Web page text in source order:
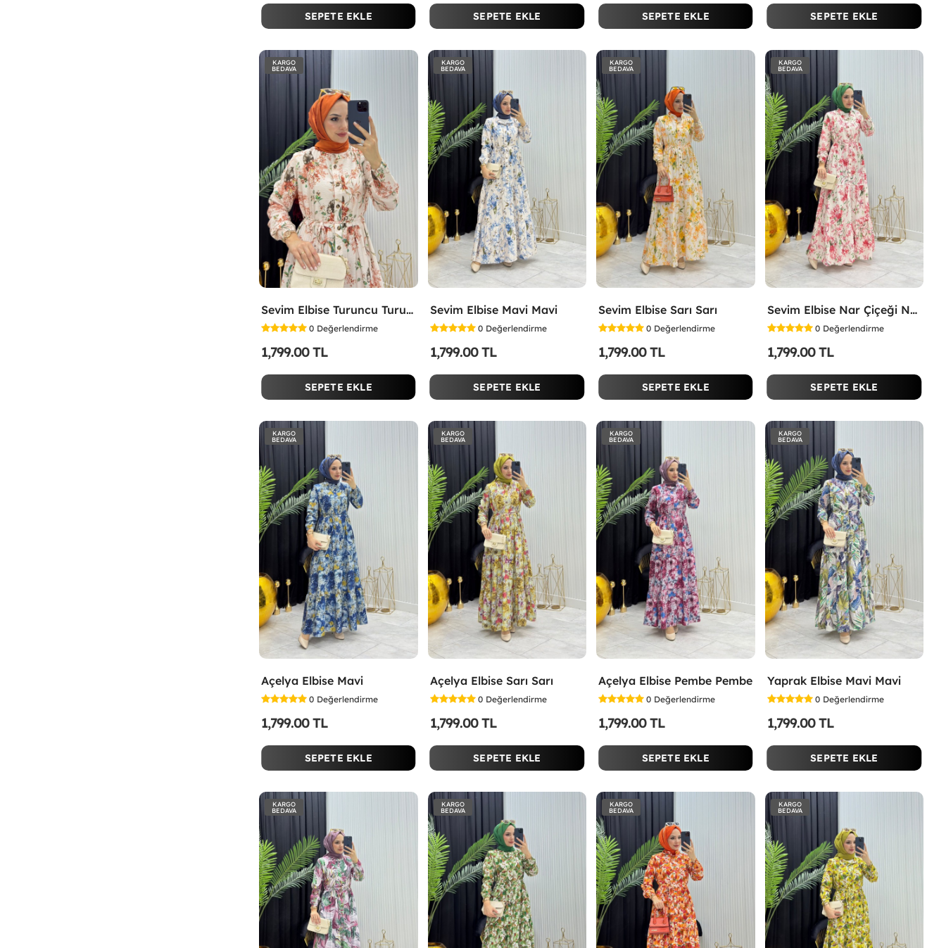
SEPETE EKLE SEPETE EKLE SEPETE EKLE SEPETE EKLE
KARGO
BEDAVA
Sevim Elbise Turuncu Turuncu
0 Değerlendirme
1,799.00 TL
SEPETE EKLE
KARGO
BEDAVA
Sevim Elbise Mavi Mavi
0 Değerlendirme
1,799.00 TL
SEPETE EKLE
KARGO
BEDAVA
Sevim Elbise Sarı Sarı
0 Değerlendirme
1,799.00 TL
SEPETE EKLE
KARGO
BEDAVA
Sevim Elbise Nar Çiçeği Nar Çiçeği
0 Değerlendirme
1,799.00 TL
SEPETE EKLE
KARGO
BEDAVA
Açelya Elbise Mavi
0 Değerlendirme
1,799.00 TL
SEPETE EKLE
KARGO
BEDAVA
Açelya Elbise Sarı Sarı
0 Değerlendirme
1,799.00 TL
SEPETE EKLE
KARGO
BEDAVA
Açelya Elbise Pembe Pembe
0 Değerlendirme
1,799.00 TL
SEPETE EKLE
KARGO
BEDAVA
Yaprak Elbise Mavi Mavi
0 Değerlendirme
1,799.00 TL
SEPETE EKLE
KARGO
BEDAVA
KARGO
BEDAVA
KARGO
BEDAVA
KARGO
BEDAVA